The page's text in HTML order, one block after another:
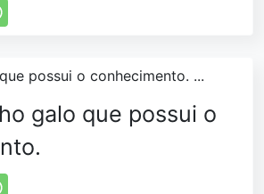
galo que possui o